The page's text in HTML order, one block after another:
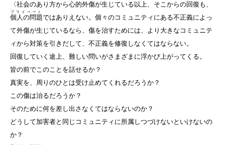
〈社会のあり方から心的外傷が生じている以上、そこからの回復も、
個人の問題
プライベート
ではありえない。個々のコミュニティにある不正義によっ
て外傷が生じているなら、傷を治すためには、より大きなコミュニテ
ィから対策を引きだして、不正義を修復しなくてはならない。
回復していく途上、難しい問いがさまざまに浮かび上がってくる。
皆の前でこのことを話せるか？
真実を、周りのひとは受け止めてくれるだろうか？
この傷は治るだろうか？
そのために何を差し出さなくてはならないのか？
どうして加害者と同じコミュニティに所属しつづけないといけないの
か？